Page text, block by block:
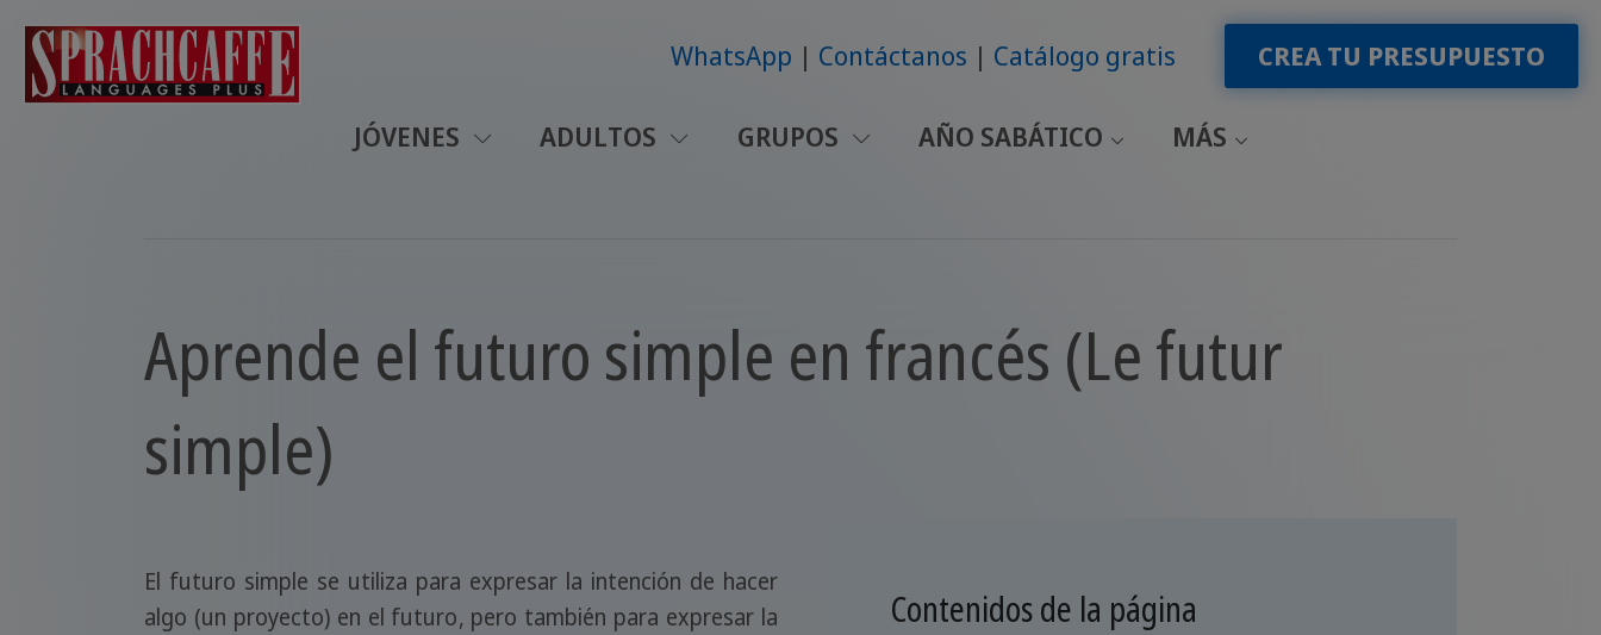
WhatsApp Contáctanos Catálogo gratis CREA TU PRESUPUESTO
JÓVENES ADULTOS GRUPOS AÑO SABÁTICO MÁS
Aprende el futuro simple en francés (Le futur
simple)
El futuro simple se utiliza para expresar la intención de hacer
algo (un proyecto) en el futuro, pero también para expresar la
Contenidos de la página